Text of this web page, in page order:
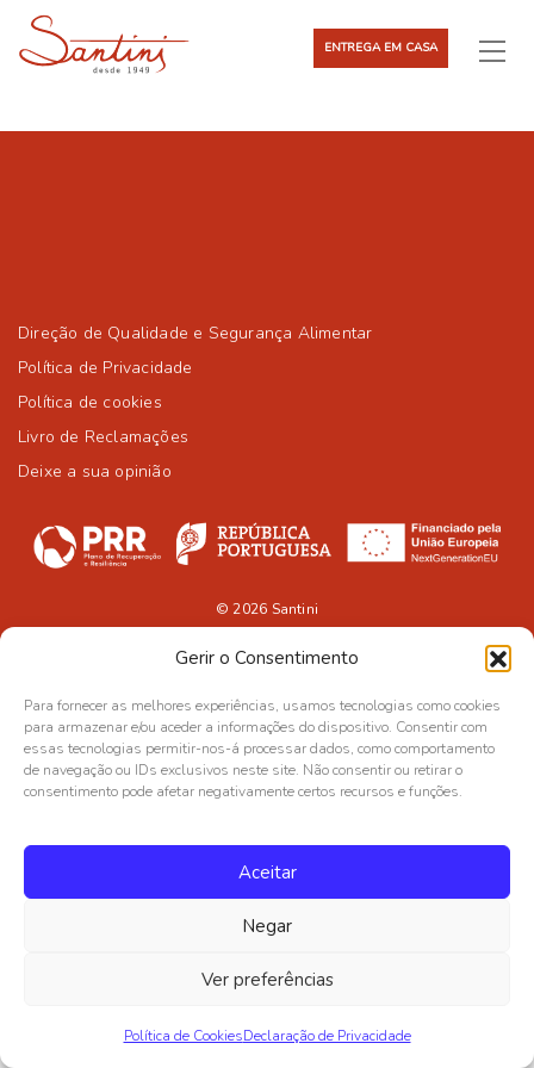
Gerir o Consentimento
Para fornecer as melhores experiências, usamos tecnologias como cookies
para armazenar e/ou aceder a informações do dispositivo. Consentir com
essas tecnologias permitir-nos-á processar dados, como comportamento
de navegação ou IDs exclusivos neste site. Não consentir ou retirar o
consentimento pode afetar negativamente certos recursos e funções.
Aceitar
Negar
Ver preferências
Política de CookiesDeclaração de Privacidade
ENTREGA EM CASA
Direção de Qualidade e Segurança Alimentar
Política de Privacidade
Política de cookies
Livro de Reclamações
Deixe a sua opinião
© 2026 Santini